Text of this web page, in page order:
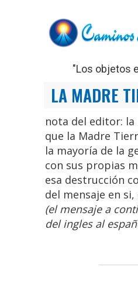
"Los objetos
LA MADRE
nota del editor:
que la Madre
la mayoría de la
con sus propias
esa destrucción
del mensaje en
(el mensaje a
del ingles al